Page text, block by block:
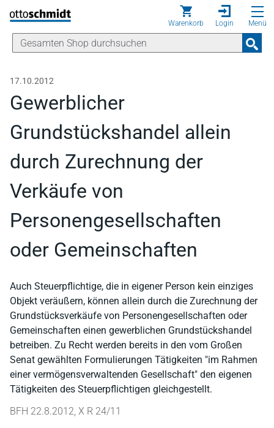
Direkt zum Inhalt
Warenkorb Login Menü
17.10.2012
Gewerblicher
Grundstückshandel allein
durch Zurechnung der
Verkäufe von
Personengesellschaften
oder Gemeinschaften
Auch Steuerpflichtige, die in eigener Person kein einziges
Objekt veräußern, können allein durch die Zurechnung der
Grundstücksverkäufe von Personengesellschaften oder
Gemeinschaften einen gewerblichen Grundstückshandel
betreiben. Zu Recht werden bereits in den vom Großen
Senat gewählten Formulierungen Tätigkeiten "im Rahmen
einer vermögensverwaltenden Gesellschaft" den eigenen
Tätigkeiten des Steuerpflichtigen gleichgestellt.
BFH 22.8.2012, X R 24/11